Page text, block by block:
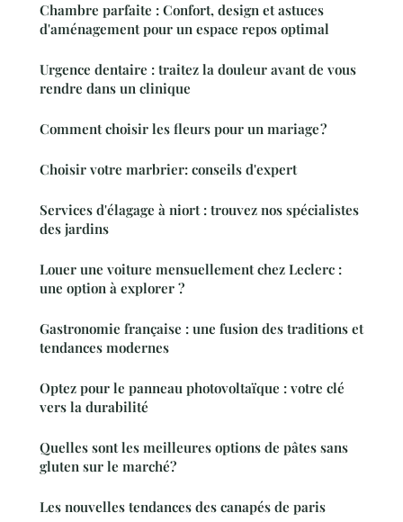
Chambre parfaite : Confort, design et astuces
d'aménagement pour un espace repos optimal
Urgence dentaire : traitez la douleur avant de vous
rendre dans un clinique
Comment choisir les fleurs pour un mariage ?
Choisir votre marbrier: conseils d'expert
Services d'élagage à niort : trouvez nos spécialistes
des jardins
Louer une voiture mensuellement chez Leclerc :
une option à explorer ?
Gastronomie française : une fusion des traditions et
tendances modernes
Optez pour le panneau photovoltaïque : votre clé
vers la durabilité
Quelles sont les meilleures options de pâtes sans
gluten sur le marché?
Les nouvelles tendances des canapés de paris